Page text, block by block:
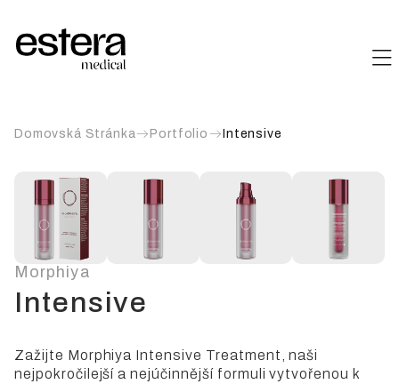
Domovská Stránka Portfolio Intensive
Morphiya
Intensive
Zažijte Morphiya Intensive Treatment, naši
nejpokročilejší a nejúčinnější formuli vytvořenou k